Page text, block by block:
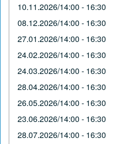
10.11.2026/14:00 - 16:30
08.12.2026/14:00 - 16:30
27.01.2026/14:00 - 16:30
24.02.2026/14:00 - 16:30
24.03.2026/14:00 - 16:30
28.04.2026/14:00 - 16:30
26.05.2026/14:00 - 16:30
23.06.2026/14:00 - 16:30
28.07.2026/14:00 - 16:30